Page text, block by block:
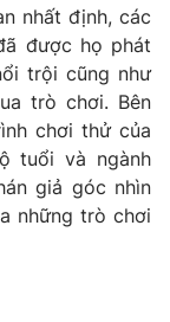
nhất định, các
được họ phát
trội cũng như
trò chơi. Bên
chơi thử của
tuổi và ngành
giả góc nhìn
những trò chơi